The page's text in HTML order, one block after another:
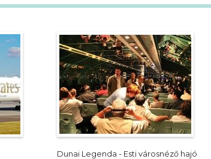
Dunai Legenda - Esti városnéző hajó